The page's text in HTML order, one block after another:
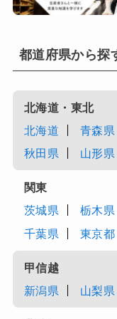
都道府県から探
北海道・東北
北海道
青森県
秋田県
山形県
関東
茨城県
栃木県
千葉県
東京都
甲信越
新潟県
山梨県